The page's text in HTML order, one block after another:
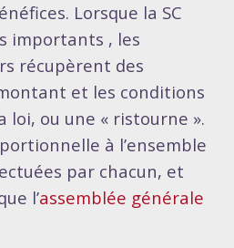
Lorsque la SC
importants , les
récupèrent des
et les conditions
loi, ou une « ristourne ».
à l’ensemble
par chacun, et
l’assemblée générale